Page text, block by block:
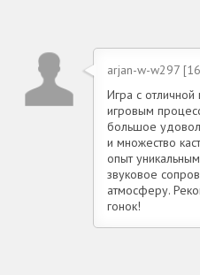
arjan-w-w297
Игра с
игровым
большое
и множество
опыт
звуковое
атмосферу.
гонок!